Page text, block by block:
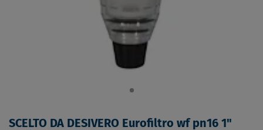
SCELTO DA DESIVERO Eurofiltro wf pn16 1"